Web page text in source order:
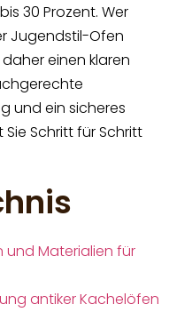
30 Prozent. Wer
Jugendstil-Ofen
einen klaren
und ein sicheres
Schritt für Schritt
Materialien für
antiker Kachelöfen